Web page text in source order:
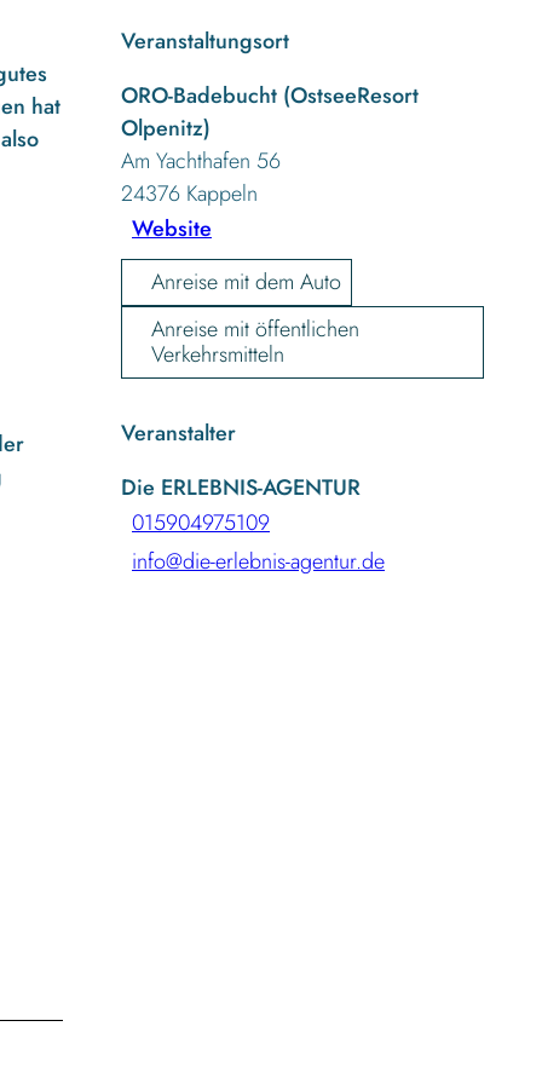
hat
Veranstaltungsort
ORO-Badebucht (OstseeResort
Olpenitz)
Am Yachthafen 56
24376 Kappeln
Website
Anreise mit dem Auto
Anreise mit öffentlichen
Verkehrsmitteln
Veranstalter
Die ERLEBNIS-AGENTUR
015904975109
info@die-erlebnis-agentur.de